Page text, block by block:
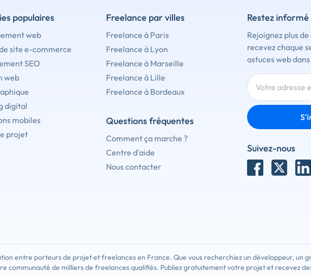
populaires
web
site e-commerce
SEO
web
digital
mobiles
projet
Freelance par villes
Freelance à Paris
Freelance à Lyon
Freelance à Marseille
Freelance à Lille
Freelance à Bordeaux
Questions fréquentes
Comment ça marche ?
Centre d'aide
Nous contacter
Restez informé
Rejoignez plus
recevez chaque
astuces web
Suivez-nous
entre porteurs de projet et freelances en France. Que vous recherchiez un développeur, un
communauté de milliers de freelances qualifiés. Publiez gratuitement votre projet et recevez